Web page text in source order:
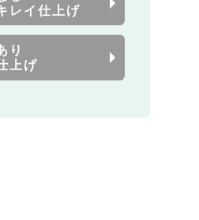
レイ仕上げ
り
上げ